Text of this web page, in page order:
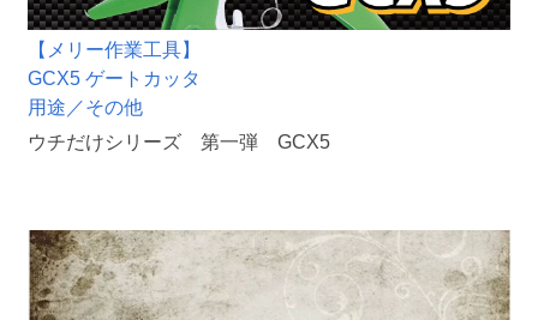
【メリー作業工具】
GCX5 ゲートカッタ
用途／その他
ウチだけシリーズ 第一弾 GCX5